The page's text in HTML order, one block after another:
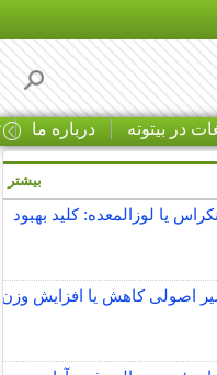
در بیتوته درباره ما
یا لوزالمعده: کلید بهبود
اصولی کاهش یا افزایش وزن
بیشتر